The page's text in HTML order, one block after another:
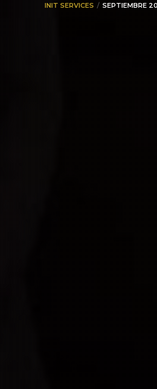
INIT SERVICES SEPTIEMBRE